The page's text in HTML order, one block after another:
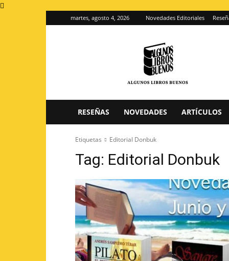
martes, agosto 4, 2026 Novedades Editoriales
de
reseñas
RESEÑAS NOVEDADES ARTÍCULOS
Etiquetas Editorial Donbuk
Tag: Editorial Donbuk